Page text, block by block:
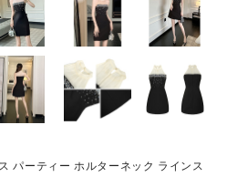
パーティー ホルターネック ラインス